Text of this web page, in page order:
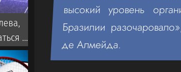
высокий уровень
Бразилии
де Алмейда.
с